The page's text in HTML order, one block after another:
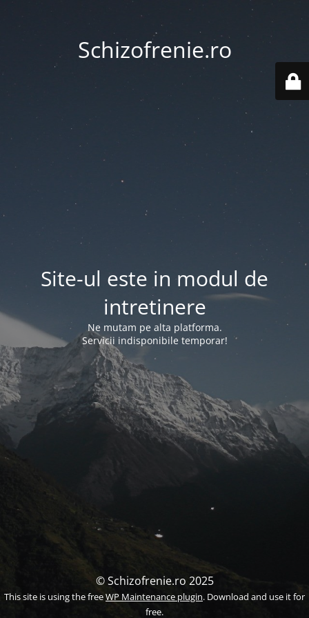
Schizofrenie.ro
Site-ul este in modul de
intretinere
Ne mutam pe alta platforma.
Servicii indisponibile temporar!
© Schizofrenie.ro 2025
This site is using the freeWP Maintenance plugin. Download and use it for
free.